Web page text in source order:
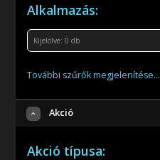
Alkalmazás:
Kijelölve:0 db
További szűrők megjelenítése…
Akció
Akció típusa: